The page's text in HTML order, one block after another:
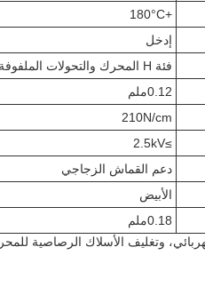
+180°C
إدخل
فئة H المحرك والتحولات الملفوفة سلك رصاص لف
0.12ملم
210N/cm
≥2.5kV
دعم القماش الزجاجي
الأبيض
0.18ملم
وتغليف الأسلاك الرصاصية